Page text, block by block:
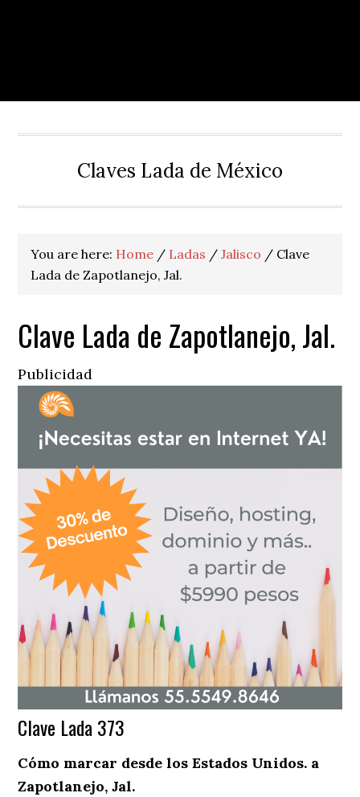
Claves Lada de México
You are here: Home / Ladas / Jalisco / Clave
Lada de Zapotlanejo, Jal.
Clave Lada de Zapotlanejo, Jal.
Publicidad
Clave Lada 373
Cómo marcar desde los Estados Unidos. a
Zapotlanejo, Jal.